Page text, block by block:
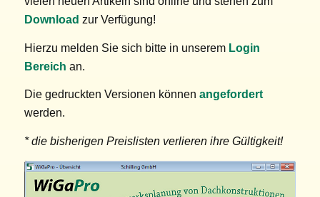
Download zur Verfügung!
Hierzu melden Sie sich bitte in unserem Login
Bereich an.
Die gedruckten Versionen können angefordert
werden.
* die bisherigen Preislisten verlieren ihre Gültigkeit!